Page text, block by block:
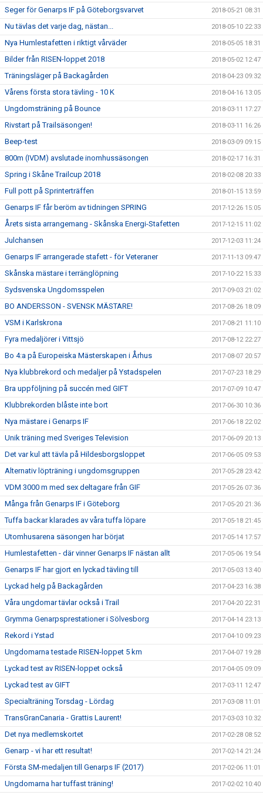
Seger för Genarps IF på Göteborgsvarvet 2018-05-21 08:31
Nu tävlas det varje dag, nästan... 2018-05-10 22:33
Nya Humlestafetten i riktigt vårväder 2018-05-05 18:31
Bilder från RISEN-loppet 2018 2018-05-02 12:47
Träningsläger på Backagården 2018-04-23 09:32
Vårens första stora tävling - 10 K 2018-04-16 13:05
Ungdomsträning på Bounce 2018-03-11 17:27
Rivstart på Trailsäsongen! 2018-03-11 16:26
Beep-test 2018-03-09 09:15
800m (IVDM) avslutade inomhussäsongen 2018-02-17 16:31
Spring i Skåne Trailcup 2018 2018-02-08 20:33
Full pott på Sprinterträffen 2018-01-15 13:59
Genarps IF får beröm av tidningen SPRING 2017-12-26 15:05
Årets sista arrangemang - Skånska Energi-Stafetten 2017-12-15 11:02
Julchansen 2017-12-03 11:24
Genarps IF arrangerade stafett - för Veteraner 2017-11-13 09:47
Skånska mästare i terränglöpning 2017-10-22 15:33
Sydsvenska Ungdomsspelen 2017-09-03 21:02
BO ANDERSSON - SVENSK MÄSTARE! 2017-08-26 18:09
VSM i Karlskrona 2017-08-21 11:10
Fyra medaljörer i Vittsjö 2017-08-12 22:27
Bo 4:a på Europeiska Mästerskapen i Århus 2017-08-07 20:57
Nya klubbrekord och medaljer på Ystadspelen 2017-07-23 18:29
Bra uppföljning på succén med GIFT 2017-07-09 10:47
Klubbrekorden blåste inte bort 2017-06-30 10:36
Nya mästare i Genarps IF 2017-06-18 22:02
Unik träning med Sveriges Television 2017-06-09 20:13
Det var kul att tävla på Hildesborgsloppet 2017-06-05 09:53
Alternativ löpträning i ungdomsgruppen 2017-05-28 23:42
VDM 3000 m med sex deltagare från GIF 2017-05-26 07:36
Många från Genarps IF i Göteborg 2017-05-20 21:36
Tuffa backar klarades av våra tuffa löpare 2017-05-18 21:45
Utomhusarena säsongen har börjat 2017-05-14 17:57
Humlestafetten - där vinner Genarps IF nästan allt 2017-05-06 19:54
Genarps IF har gjort en lyckad tävling till 2017-05-03 13:40
Lyckad helg på Backagården 2017-04-23 16:38
Våra ungdomar tävlar också i Trail 2017-04-20 22:31
Grymma Genarpsprestationer i Sölvesborg 2017-04-14 23:13
Rekord i Ystad 2017-04-10 09:23
Ungdomarna testade RISEN-loppet 5 km 2017-04-07 19:28
Lyckad test av RISEN-loppet också 2017-04-05 09:09
Lyckad test av GIFT 2017-03-11 12:47
Specialträning Torsdag - Lördag 2017-03-08 11:01
TransGranCanaria - Grattis Laurent! 2017-03-03 10:32
Det nya medlemskortet 2017-02-28 08:52
Genarp - vi har ett resultat! 2017-02-14 21:24
Första SM-medaljen till Genarps IF (2017) 2017-02-06 11:01
Ungdomarna har tuffast träning! 2017-02-02 10:40